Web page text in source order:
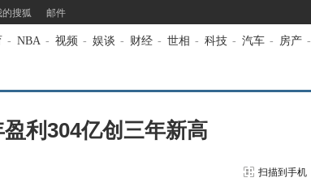
的搜狐 邮件
- NBA - 视频 - 娱谈 - 财经 - 世相 - 科技 - 汽车 - 房产 -
利304亿创三年新高
扫描到手机